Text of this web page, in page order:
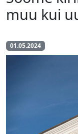
muu kui
01.05.2024